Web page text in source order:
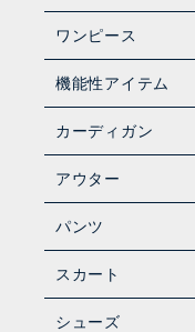
ワンピース
機能性アイテム
カーディガン
アウター
パンツ
スカート
シューズ